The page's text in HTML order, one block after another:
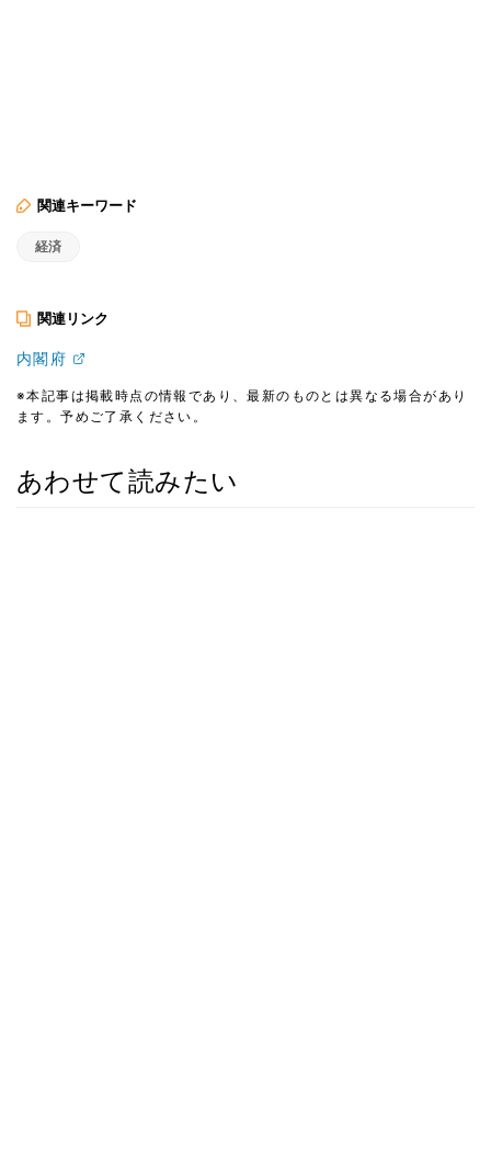
関連キーワード
経済
関連リンク
内閣府
※本記事は掲載時点の情報であり、最新のものとは異なる場合があり
ます。予めご了承ください。
あわせて読みたい